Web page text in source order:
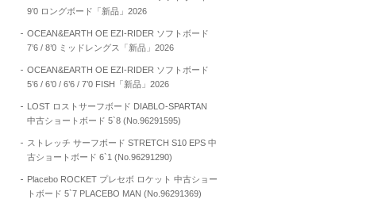
9’0 ロングボード「新品」2026
OCEAN&EARTH OE EZI-RIDER ソフトボード
7’6 / 8’0 ミッドレングス「新品」2026
OCEAN&EARTH OE EZI-RIDER ソフトボード
5’6 / 6’0 / 6’6 / 7’0 FISH「新品」2026
LOST ロストサーフボード DIABLO-SPARTAN
中古ショートボード 5`8 (No.96291595)
ストレッチ サーフボード STRETCH S10 EPS 中
古ショートボード 6`1 (No.96291290)
Placebo ROCKET プレセボ ロケット 中古ショー
トボード 5`7 PLACEBO MAN (No.96291369)